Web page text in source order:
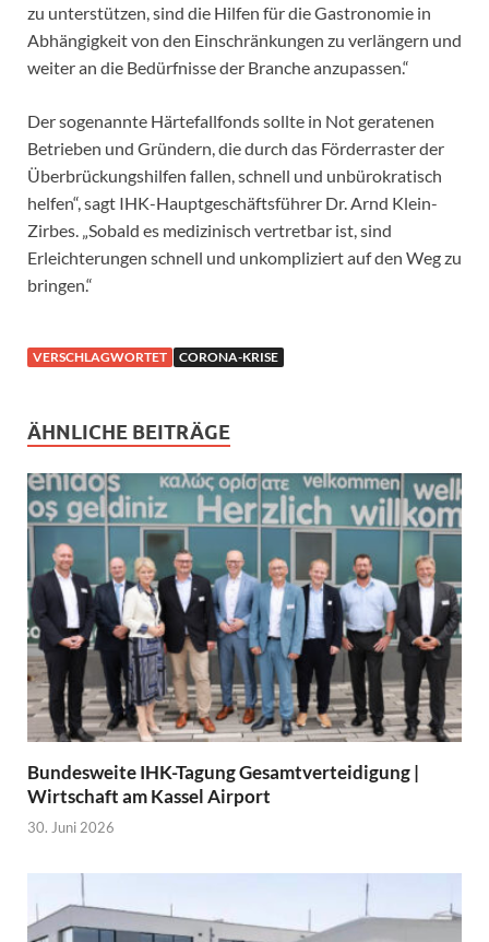
zu unterstützen, sind die Hilfen für die Gastronomie in
Abhängigkeit von den Einschränkungen zu verlängern und
weiter an die Bedürfnisse der Branche anzupassen.“
Der sogenannte Härtefallfonds sollte in Not geratenen
Betrieben und Gründern, die durch das Förderraster der
Überbrückungshilfen fallen, schnell und unbürokratisch
helfen“, sagt IHK-Hauptgeschäftsführer Dr. Arnd Klein-
Zirbes. „Sobald es medizinisch vertretbar ist, sind
Erleichterungen schnell und unkompliziert auf den Weg zu
bringen.“
VERSCHLAGWORTET CORONA-KRISE
ÄHNLICHE BEITRÄGE
Bundesweite IHK-Tagung Gesamtverteidigung |
Wirtschaft am Kassel Airport
30. Juni 2026